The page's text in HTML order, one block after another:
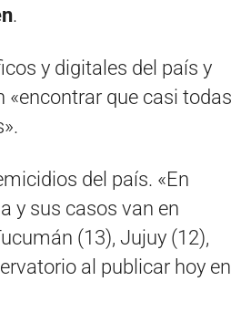
.
y digitales del país y
«encontrar que casi todas
del país. «En
y sus casos van en
(13), Jujuy (12),
al publicar hoy en